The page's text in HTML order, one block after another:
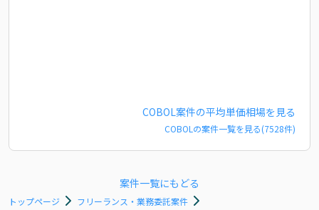
COBOL案件の平均単価相場を見る
COBOL の案件一覧を見る(7528件)
案件一覧にもどる
トップページ
フリーランス・業務委託案件